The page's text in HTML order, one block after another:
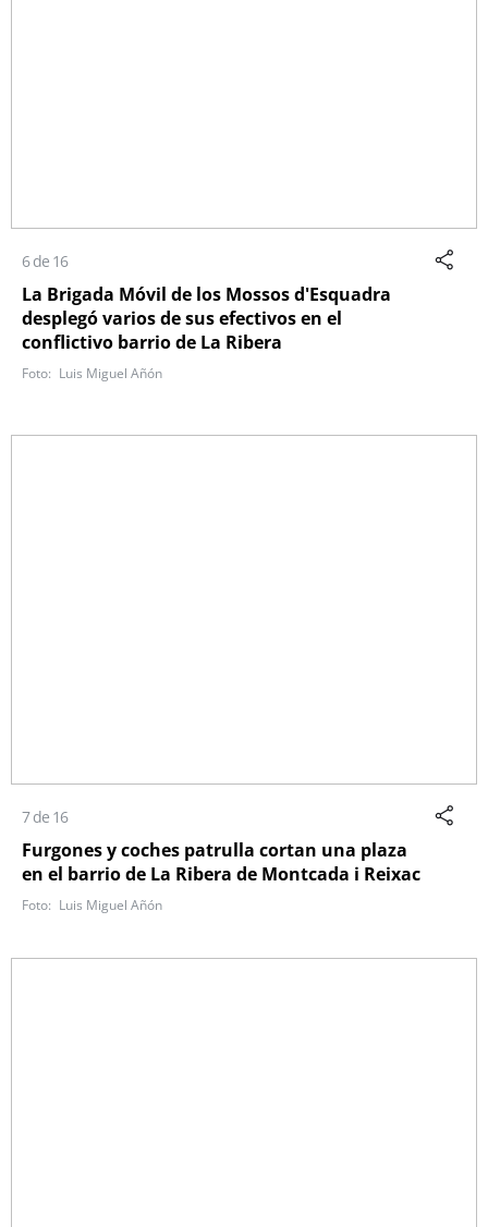
6 de 16
La Brigada Móvil de los Mossos d'Esquadra
desplegó varios de sus efectivos en el
conflictivo barrio de La Ribera
Luis Miguel Añón
7 de 16
Furgones y coches patrulla cortan una plaza
en el barrio de La Ribera de Montcada i Reixac
Luis Miguel Añón